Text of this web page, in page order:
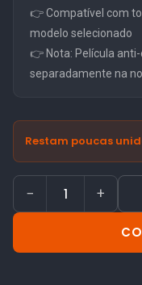
👉 Compatível com
modelo selecionado
👉 Nota: Película
separadamente na
Restam poucas
− +